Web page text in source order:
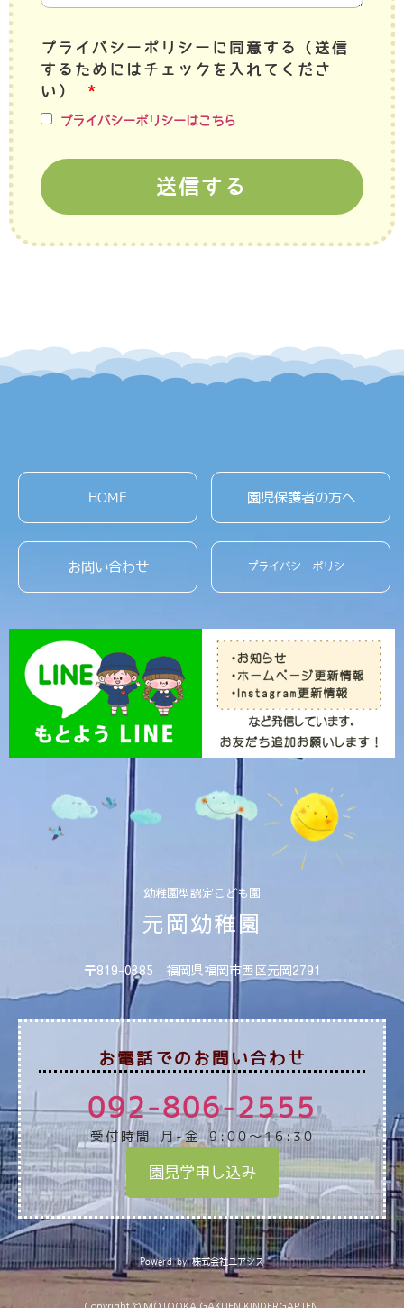
プライバシーポリシーに同意する（送信
するためにはチェックを入れてくださ
い）
プライバシーポリシーはこちら
送信する
HOME 園児保護者の方へ
お問い合わせ プライバシーポリシー
幼稚園型認定こども園
元岡幼稚園
〒819-0385 福岡県福岡市西区元岡2791
お電話でのお問い合わせ
092-806-2555
受付時間 月-金 9:00～16:30
園見学申し込み
Powerd by 株式会社ユアシス